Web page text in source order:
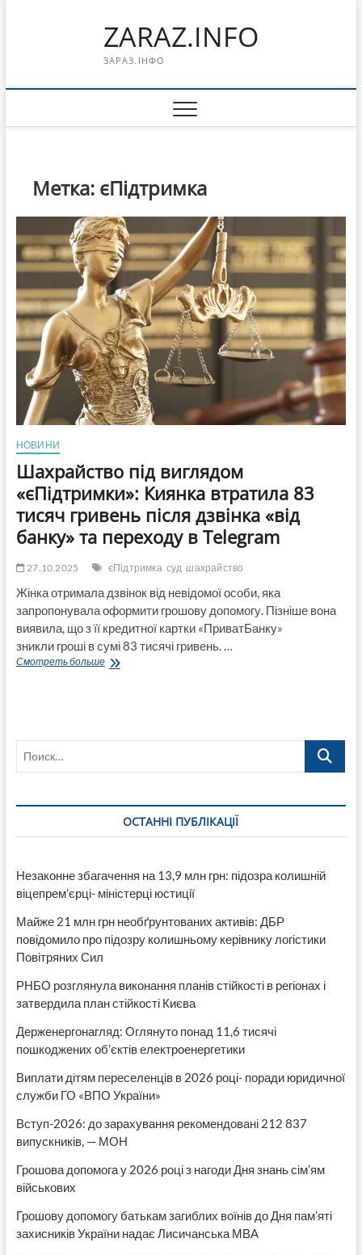
ZARAZ.INFO
ЗАРАЗ.ІНФО
Метка: єПідтримка
НОВИНИ
Шахрайство під виглядом
«єПідтримки»: Киянка втратила 83
тисяч гривень після дзвінка «від
банку» та переходу в Telegram
27.10.2025 єПідтримка суд шахрайство
Жінка отримала дзвінок від невідомої особи, яка
запропонувала оформити грошову допомогу. Пізніше вона
виявила, що з її кредитної картки «ПриватБанку»
зникли гроші в сумі 83 тисячі гривень. …
Смотреть большеШахрайство
дзвінка
банку»
в
Telegram
Поиск…
ОСТАННІ ПУБЛІКАЦІЇ
Незаконне збагачення на 13,9 млн грн: підозра колишній
віцепрем’єрці- міністерці юстиції
Майже 21 млн грн необґрунтованих активів: ДБР
повідомило про підозру колишньому керівнику логістики
Повітряних Сил
РНБО розглянула виконання планів стійкості в регіонах і
затвердила план стійкості Києва
Держенергонагляд: Оглянуто понад 11,6 тисячі
пошкоджених об’єктів електроенергетики
Виплати дітям переселенців в 2026 році- поради юридичної
служби ГО «ВПО України»
Вступ-2026: до зарахування рекомендовані 212 837
випускників, — МОН
Грошова допомога у 2026 році з нагоди Дня знань сім’ям
військових
Грошову допомогу батькам загиблих воїнів до Дня пам’яті
захисників України надає Лисичанська МВА